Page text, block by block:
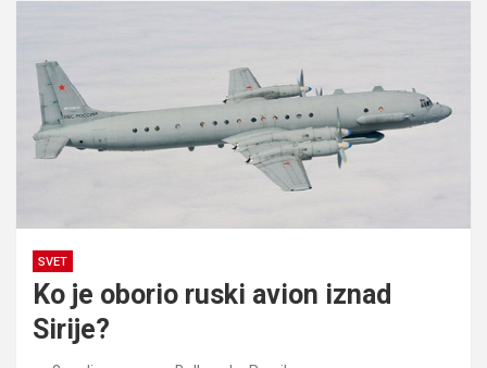
SVET
Ko je oborio ruski avion iznad
Sirije?